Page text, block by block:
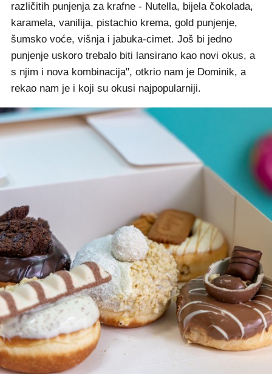
različitih punjenja za krafne - Nutella, bijela čokolada,
karamela, vanilija, pistachio krema, gold punjenje,
šumsko voće, višnja i jabuka-cimet. Još bi jedno
punjenje uskoro trebalo biti lansirano kao novi okus, a
s njim i nova kombinacija", otkrio nam je Dominik, a
rekao nam je i koji su okusi najpopularniji.